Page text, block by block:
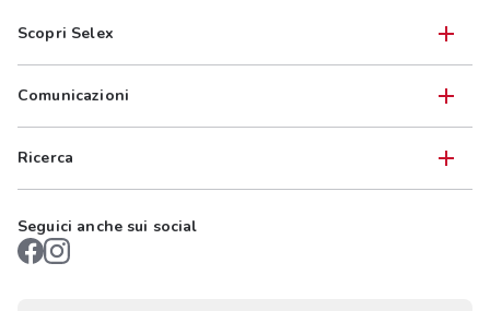
Scopri Selex
Comunicazioni
Ricerca
Seguici anche sui social